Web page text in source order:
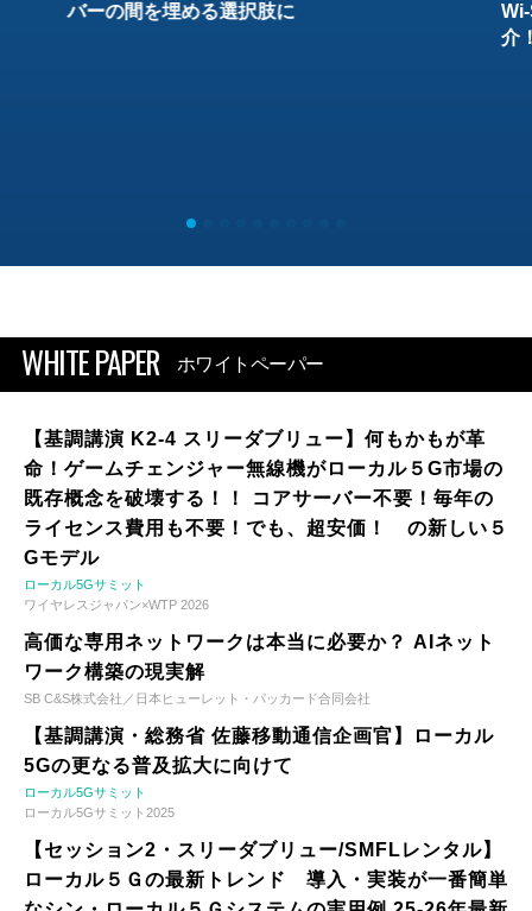
バーの間を埋める選択肢に
介
WHITE PAPER ホワイトペーパー
【基調講演 K2-4 スリーダブリュー】何もかもが革
命！ゲームチェンジャー無線機がローカル５G市場の
既存概念を破壊する！！ コアサーバー不要！毎年の
ライセンス費用も不要！でも、超安価！ の新しい５
Gモデル
ローカル5Gサミット
ワイヤレスジャパン×WTP 2026
高価な専用ネットワークは本当に必要か？ AIネット
ワーク構築の現実解
SB C&S株式会社／日本ヒューレット・パッカード合同会社
【基調講演・総務省 佐藤移動通信企画官】ローカル
5Gの更なる普及拡大に向けて
ローカル5Gサミット
ローカル5Gサミット2025
【セッション2・スリーダブリュー/SMFLレンタル】
ローカル５Ｇの最新トレンド 導入・実装が一番簡単